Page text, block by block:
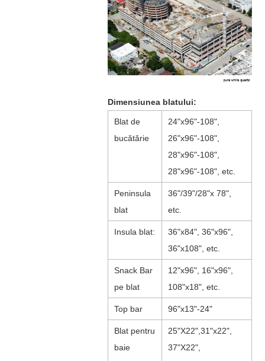
Dimensiunea blatului:
Blat de
bucătărie
24"x96"-108",
26"x96"-108",
28"x96"-108",
28"x96"-108", etc.
Peninsula
blat
36"/39"/28"x 78",
etc.
Insula blat:
36"x84", 36"x96",
36"x108", etc.
Snack Bar
pe blat
12"x96", 16"x96",
108"x18", etc.
Top bar 96"x13"-24"
Blat pentru
baie
25"X22",31"x22",
37"X22",